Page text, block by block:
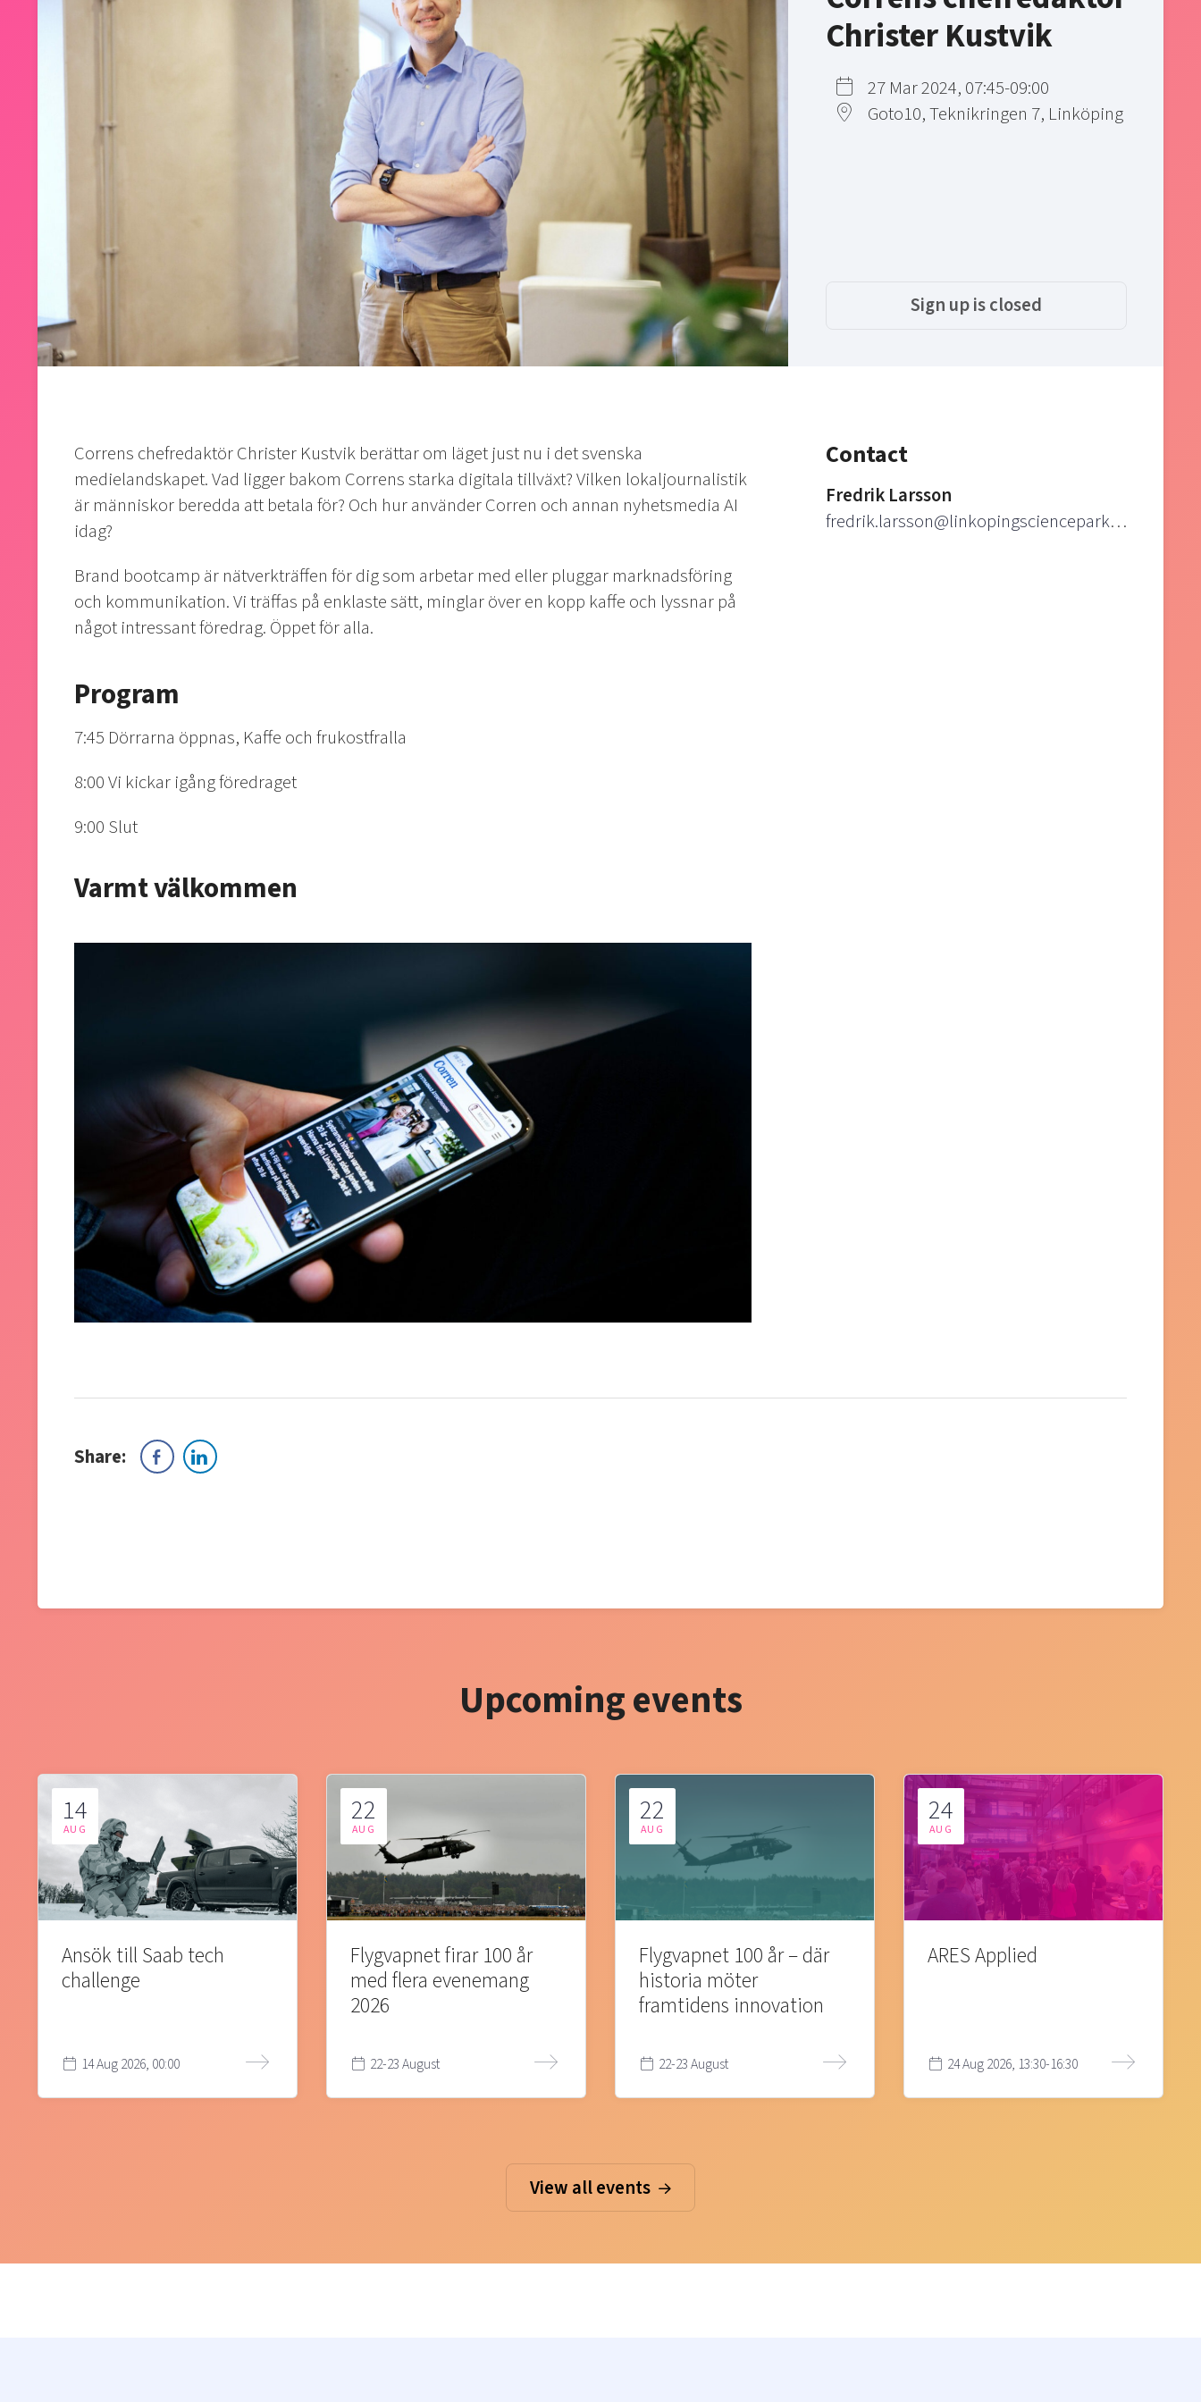
Christer Kustvik
27 Mar 2024, 07:45-09:00
Goto10, Teknikringen 7, Linköping
Sign up is closed
Correns chefredaktör Christer Kustvik berättar om läget just nu i det svenska
medielandskapet. Vad ligger bakom Correns starka digitala tillväxt? Vilken lokaljournalistik
är människor beredda att betala för? Och hur använder Corren och annan nyhetsmedia AI
idag?
Brand bootcamp är nätverkträffen för dig som arbetar med eller pluggar marknadsföring
och kommunikation. Vi träffas på enklaste sätt, minglar över en kopp kaffe och lyssnar på
något intressant föredrag. Öppet för alla.
Program
7:45 Dörrarna öppnas, Kaffe och frukostfralla
8:00 Vi kickar igång föredraget
9:00 Slut
Varmt välkommen
Contact
Fredrik Larsson
fredrik.larsson@linkopingsciencepark.se
Share:
Upcoming events
14
AUG
Ansök till Saab tech
challenge
14 Aug 2026, 00:00
22
AUG
Flygvapnet firar 100 år
med flera evenemang
2026
22-23 August
22
AUG
Flygvapnet 100 år – där
historia möter
framtidens innovation
22-23 August
24
AUG
ARES Applied
24 Aug 2026, 13:30-16:30
View all events